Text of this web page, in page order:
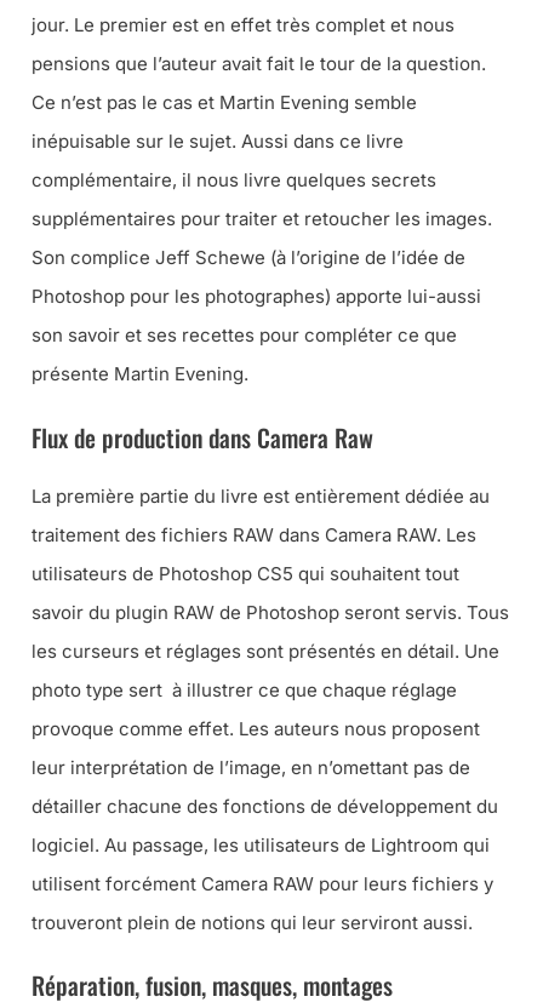
jour. Le premier est en effet très complet et nous
pensions que l’auteur avait fait le tour de la question.
Ce n’est pas le cas et Martin Evening semble
inépuisable sur le sujet. Aussi dans ce livre
complémentaire, il nous livre quelques secrets
supplémentaires pour traiter et retoucher les images.
Son complice Jeff Schewe (à l’origine de l’idée de
Photoshop pour les photographes) apporte lui-aussi
son savoir et ses recettes pour compléter ce que
présente Martin Evening.
Flux de production dans Camera Raw
La première partie du livre est entièrement dédiée au
traitement des fichiers RAW dans Camera RAW. Les
utilisateurs de Photoshop CS5 qui souhaitent tout
savoir du plugin RAW de Photoshop seront servis. Tous
les curseurs et réglages sont présentés en détail. Une
photo type sert à illustrer ce que chaque réglage
provoque comme effet. Les auteurs nous proposent
leur interprétation de l’image, en n’omettant pas de
détailler chacune des fonctions de développement du
logiciel. Au passage, les utilisateurs de Lightroom qui
utilisent forcément Camera RAW pour leurs fichiers y
trouveront plein de notions qui leur serviront aussi.
Réparation, fusion, masques, montages